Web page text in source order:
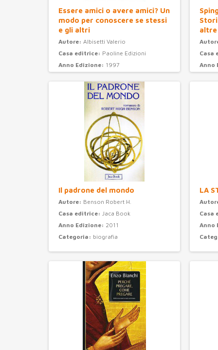
Essere amici o avere amici? Un
modo per conoscere se stessi
e gli altri
Autore: Albisetti Valerio
Casa editrice: Paoline Edizioni
Anno Edizione: 1997
Casa
Anno
Il padrone del mondo
Autore: Benson Robert H.
Casa editrice: Jaca Book
Anno Edizione: 2011
Categoria: biografia
LA
Casa
Anno